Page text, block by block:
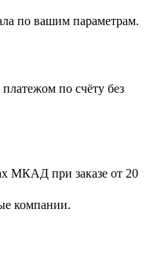
по вашим параметрам.
по счёту без
МКАД при заказе от 20
компании.